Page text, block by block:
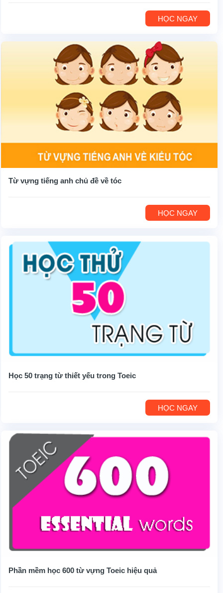
HỌC NGAY
Từ vựng tiếng anh chủ đề về tóc
HỌC NGAY
Học 50 trạng từ thiết yếu trong Toeic
HỌC NGAY
Phần mềm học 600 từ vựng Toeic hiệu quả